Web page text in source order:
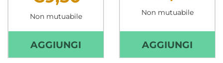
Non mutuabile
AGGIUNGI AGGIUNGI GARZA
2
Non mutuabile
AGGIUNGI